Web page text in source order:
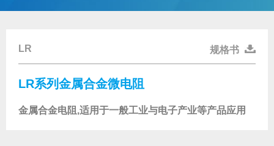
LR 规格书
LR系列金属合金微电阻
金属合金电阻,适用于一般工业与电子产业等产品应用